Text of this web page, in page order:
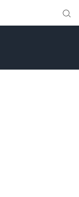
